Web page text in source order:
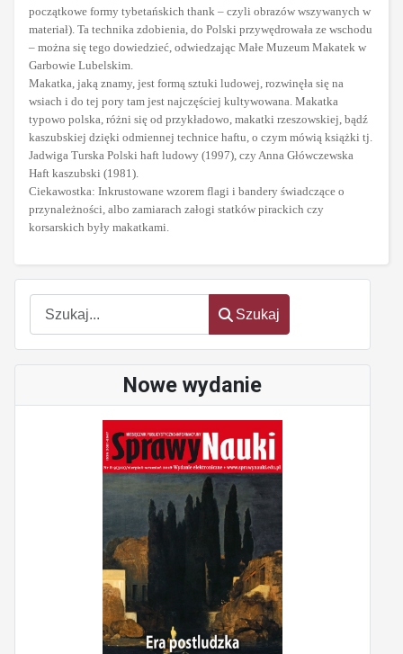
Szukaj
Szukaj
Nowe wydanie
początkowe formy tybetańskich thank – czyli obrazów wszywanych w
materiał). Ta technika zdobienia, do Polski przywędrowała ze wschodu
– można się tego dowiedzieć, odwiedzając Małe Muzeum Makatek w
Garbowie Lubelskim.
Makatka, jaką znamy, jest formą sztuki ludowej, rozwinęła się na
wsiach i do tej pory tam jest najczęściej kultywowana. Makatka
typowo polska, różni się od przykładowo, makatki rzeszowskiej, bądź
kaszubskiej dzięki odmiennej technice haftu, o czym mówią książki tj.
Jadwiga Turska Polski haft ludowy (1997), czy Anna Główczewska
Haft kaszubski (1981).
Ciekawostka: Inkrustowane wzorem flagi i bandery świadczące o
przynależności, albo zamiarach załogi statków pirackich czy
korsarskich były makatkami.